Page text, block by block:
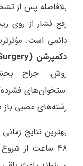
بلافاصله پس از
رفع فشار از روی
دائمی است.
دکمپرشن (Decompression Surgery)
روش، جراح
استخوان‌های
رشته‌های عصبی باز
بهترین نتایج
۴۸ ساعت از